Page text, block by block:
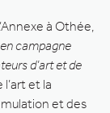
à Othée,
campagne
d’art et de
et la
et des